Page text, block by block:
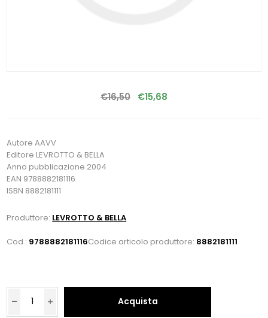
€16,50 €15,68
Autore AAVV
Editore LEVROTTO & BELLA
Anno pubblicazione 2004
EAN 9788882181116
ISBN 8882181111
Produttore: LEVROTTO & BELLA
Cod.: 9788882181116Codice articolo produttore: 8882181111
Acquista